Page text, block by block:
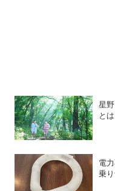
星
と
電
乗